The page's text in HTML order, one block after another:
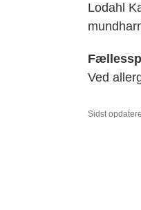
Lodahl
Ved
Sidst